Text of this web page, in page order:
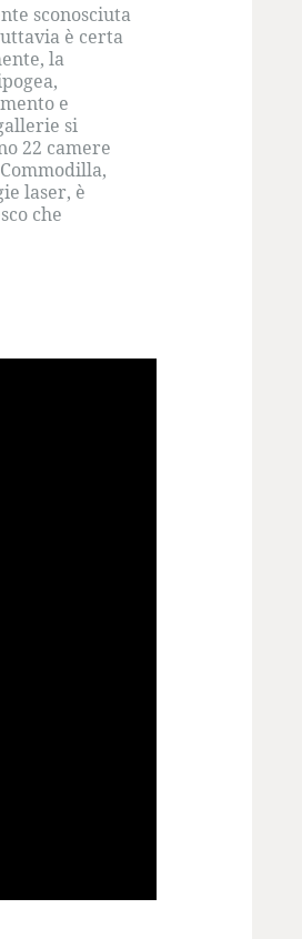
sconosciuta
è certa
la
e
si
22 camere
laser, è
che